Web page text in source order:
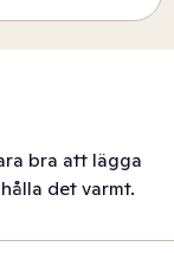
bra att lägga
det varmt.